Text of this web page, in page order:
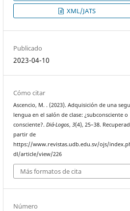
XML/JATS
Publicado
2023-04-10
Cómo citar
Ascencio, M. . (2023). Adquisición de una
lengua en el salón de clase: ¿subconsciente o
consciente?.Diá-Logos,3(4), 25–38.
partir de
https://www.revistas.udb.edu.sv/ojs/
dl/article/view/226
Más formatos de cita
Número